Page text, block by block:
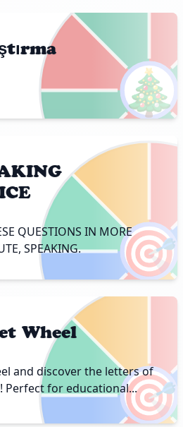
🎄
🎯
QUESTIONS IN MORE
SPEAKING.
🎯
Wheel
and discover the letters of
Perfect for educational...